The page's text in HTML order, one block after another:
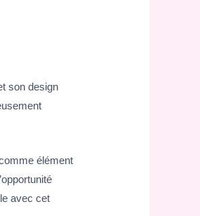
son design
élément
avec cet